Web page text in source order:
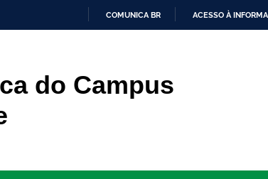
COMUNICA BR ACESSO À
do Campus